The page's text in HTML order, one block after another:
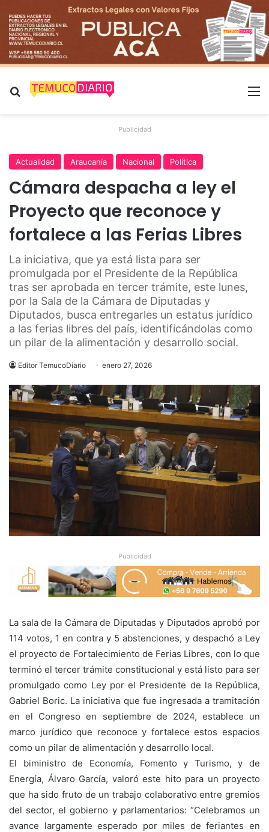
Buscar por
Publicidad
Actualidad Araucanía Nacional Política
Cámara despacha a ley el
Proyecto que reconoce y
fortalece a las Ferias Libres
La iniciativa, que ya está lista para ser
promulgada por el Presidente de la República
tras ser aprobada en tercer trámite, este lunes,
por la Sala de la Cámara de Diputadas y
Diputados, busca entregarles un estatus jurídico
a las ferias libres del país, identificándolas como
un pilar de la alimentación y desarrollo social.
Editor TemucoDiario enero 27, 2026
Publicidad
La sala de la Cámara de Diputadas y Diputados aprobó por
114 votos, 1 en contra y 5 abstenciones, y despachó a Ley
el proyecto de Fortalecimiento de Ferias Libres, con lo que
terminó el tercer trámite constitucional y está listo para ser
promulgado como Ley por el Presidente de la República,
Gabriel Boric. La iniciativa que fue ingresada a tramitación
en el Congreso en septiembre de 2024, establece un
marco jurídico que reconoce y fortalece estos espacios
como un pilar de alimentación y desarrollo local.
El biministro de Economía, Fomento y Turismo, y de
Energía, Álvaro García, valoró este hito para un proyecto
que ha sido fruto de un trabajo colaborativo entre gremios
del sector, el gobierno y parlamentarios: “Celebramos un
avance largamente esperado por miles de feriantes en